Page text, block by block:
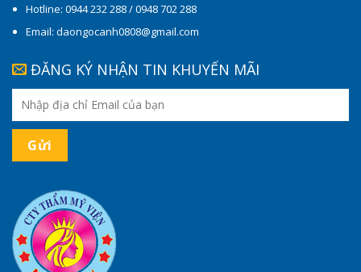
Hotline: 0944 232 288 / 0948 702 288
Email: daongocanh0808@gmail.com
ĐĂNG KÝ NHẬN TIN KHUYẾN MÃI